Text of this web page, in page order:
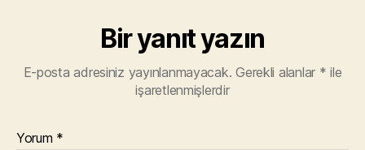
Bir yanıt yazın
E-posta adresiniz yayınlanmayacak. Gerekli alanlar * ile
işaretlenmişlerdir
Yorum *